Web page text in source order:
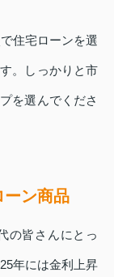
住宅ローンを選
。しっかりと市
を選んでくださ
ーン商品
の皆さんにとっ
年には金利上昇